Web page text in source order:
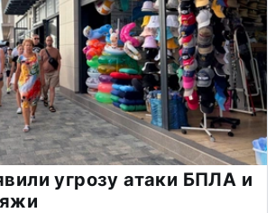
угрозу атаки БПЛА и